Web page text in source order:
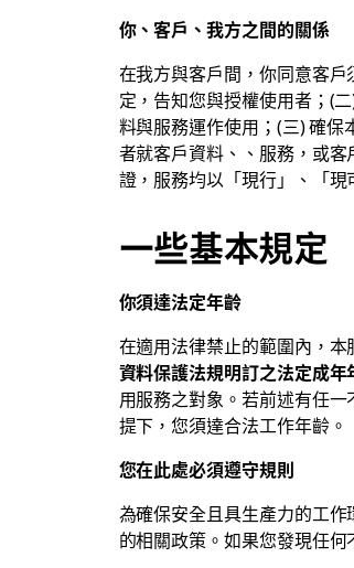
你、客戶、我方之間的關係
在我方與客戶間，你同意客
定，告知您與授權使用者；(
料與服務運作使用；(三) 確
者就客戶資料、、服務，或
證，服務均以「現行」、「現
一些基本規定
你須達法定年齡
在適用法律禁止的範圍內，
資料保護法規明訂之法定成年
用服務之對象。若前述有任
提下，您須達合法工作年齡。
您在此處必須遵守規則
為確保安全且具生產力的工
的相關政策。如果您發現任